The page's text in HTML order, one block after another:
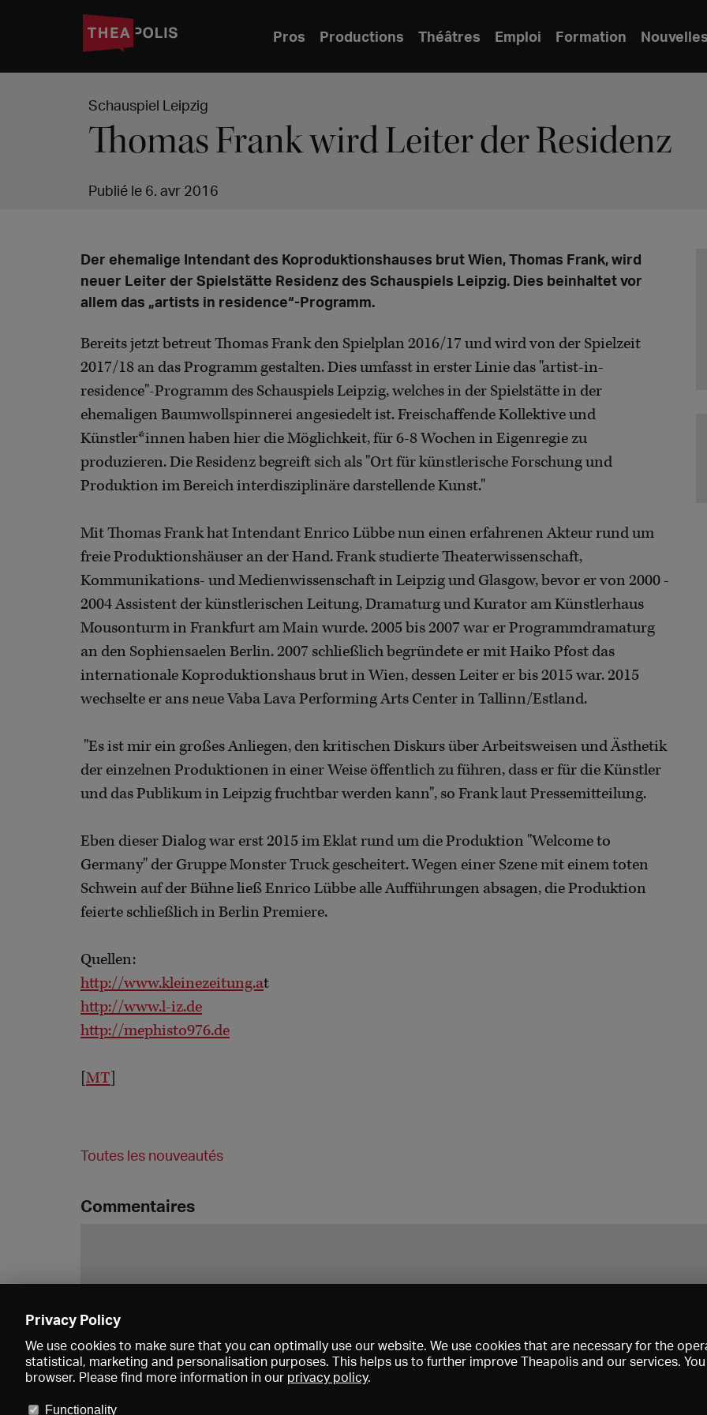
Pros Productions Théâtres Emploi Formation Nouvelles
Schauspiel Leipzig
Thomas Frank wird Leiter der Residenz
Publié le 6. avr 2016
Der ehemalige Intendant des Koproduktionshauses brut Wien, Thomas Frank, wird
neuer Leiter der Spielstätte Residenz des Schauspiels Leipzig. Dies beinhaltet vor
allem das „artists in residence“-Programm.
Bereits jetzt betreut Thomas Frank den Spielplan 2016/17 und wird von der Spielzeit
2017/18 an das Programm gestalten. Dies umfasst in erster Linie das "artist-in-
residence"-Programm des Schauspiels Leipzig, welches in der Spielstätte in der
ehemaligen Baumwollspinnerei angesiedelt ist. Freischaffende Kollektive und
Künstler*innen haben hier die Möglichkeit, für 6-8 Wochen in Eigenregie zu
produzieren. Die Residenz begreift sich als "Ort für künstlerische Forschung und
Produktion im Bereich interdisziplinäre darstellende Kunst."
Mit Thomas Frank hat Intendant Enrico Lübbe nun einen erfahrenen Akteur rund um
freie Produktionshäuser an der Hand. Frank studierte Theaterwissenschaft,
Kommunikations- und Medienwissenschaft in Leipzig und Glasgow, bevor er von 2000 -
2004 Assistent der künstlerischen Leitung, Dramaturg und Kurator am Künstlerhaus
Mousonturm in Frankfurt am Main wurde. 2005 bis 2007 war er Programmdramaturg
an den Sophiensaelen Berlin. 2007 schließlich begründete er mit Haiko Pfost das
internationale Koproduktionshaus brut in Wien, dessen Leiter er bis 2015 war. 2015
wechselte er ans neue Vaba Lava Performing Arts Center in Tallinn/Estland.
"Es ist mir ein großes Anliegen, den kritischen Diskurs über Arbeitsweisen und Ästhetik
der einzelnen Produktionen in einer Weise öffentlich zu führen, dass er für die Künstler
und das Publikum in Leipzig fruchtbar werden kann", so Frank laut Pressemitteilung.
Eben dieser Dialog war erst 2015 im Eklat rund um die Produktion "Welcome to
Germany" der Gruppe Monster Truck gescheitert. Wegen einer Szene mit einem toten
Schwein auf der Bühne ließ Enrico Lübbe alle Aufführungen absagen, die Produktion
feierte schließlich in Berlin Premiere.
Quellen:
http://www.kleinezeitung.at
http://www.l-iz.de
http://mephisto976.de
MT
Toutes les nouveautés
Commentaires
Privacy Policy
We use cookies to make sure that you can optimally use our website. We use cookies that are necessary for the
statistical, marketing and personalisation purposes. This helps us to further improve Theapolis and our services.
browser. Please find more information in our privacy policy.
Functionality